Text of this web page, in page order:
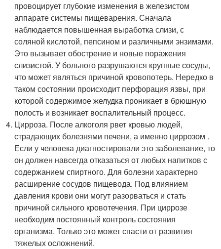
провоцирует глубокие изменения в железистом
аппарате системы пищеварения. Сначала
наблюдается повышенная выработка слизи, с
соляной кислотой, пепсином и различными энзимами.
Это вызывает обострение и новые поражения
слизистой. У больного разрушаются крупные сосуды,
что может являться причиной кровопотерь. Нередко в
таком состоянии происходит перфорация язвы, при
которой содержимое желудка проникает в брюшную
полость и возникает воспалительный процесс.
Цирроза. После алкоголя рвет кровью людей,
страдающих болезнями печени, а именно циррозом .
Если у человека диагностировали это заболевание, то
он должен навсегда отказаться от любых напитков с
содержанием спиртного. Для болезни характерно
расширение сосудов пищевода. Под влиянием
давления крови они могут разорваться и стать
причиной сильного кровотечения. При циррозе
необходим постоянный контроль состояния
организма. Только это может спасти от развития
тяжелых осложнений.